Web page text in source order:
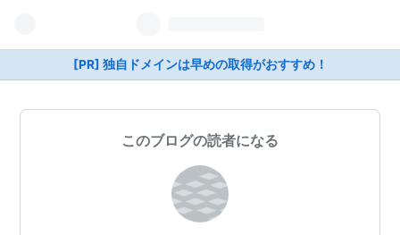
[PR] 独自ドメインは早めの取得がおすすめ！
このブログの読者になる